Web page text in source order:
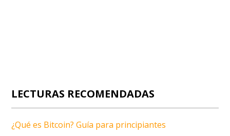
LECTURAS RECOMENDADAS
¿Qué es Bitcoin? Guía para principiantes